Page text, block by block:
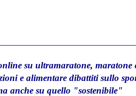
su ultramaratone, maratone
e alimentare dibattiti sullo
anche su quello "sostenibile"